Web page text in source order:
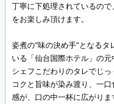
丁寧に下処理されているの
をお楽しみ頂けます。
姿煮の“味の決め手”となるタ
いる「仙台国際ホテル」の元
シェフこだわりのタレでじ
コクと旨味が染み渡り、一
感が、口の中一杯に広がりま